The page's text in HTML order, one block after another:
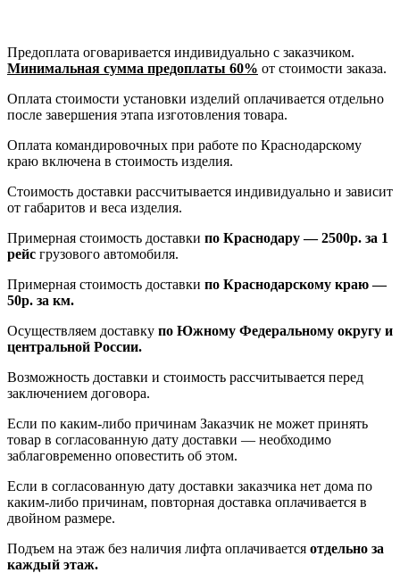
Предоплата оговаривается индивидуально с заказчиком.
Минимальная сумма предоплаты 60% от стоимости заказа.
Оплата стоимости установки изделий оплачивается отдельно
после завершения этапа изготовления товара.
Оплата командировочных при работе по Краснодарскому
краю включена в стоимость изделия.
Стоимость доставки рассчитывается индивидуально и зависит
от габаритов и веса изделия.
Примерная стоимость доставки по Краснодару — 2500р. за 1
рейс грузового автомобиля.
Примерная стоимость доставки по Краснодарскому краю —
50р. за км.
Осуществляем доставку по Южному Федеральному округу и
центральной России.
Возможность доставки и стоимость рассчитывается перед
заключением договора.
Если по каким-либо причинам Заказчик не может принять
товар в согласованную дату доставки — необходимо
заблаговременно оповестить об этом.
Если в согласованную дату доставки заказчика нет дома по
каким-либо причинам, повторная доставка оплачивается в
двойном размере.
Подъем на этаж без наличия лифта оплачивается отдельно за
каждый этаж.